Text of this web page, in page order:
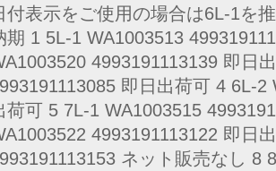
付表示をご使用の場合は6L-1を
期 1 5L-1 WA1003513
4993191113139 即日
即日出荷可 4 6L-
荷可 5 7L-1 WA1003515
4993191113122 即日
ネット販売なし 8